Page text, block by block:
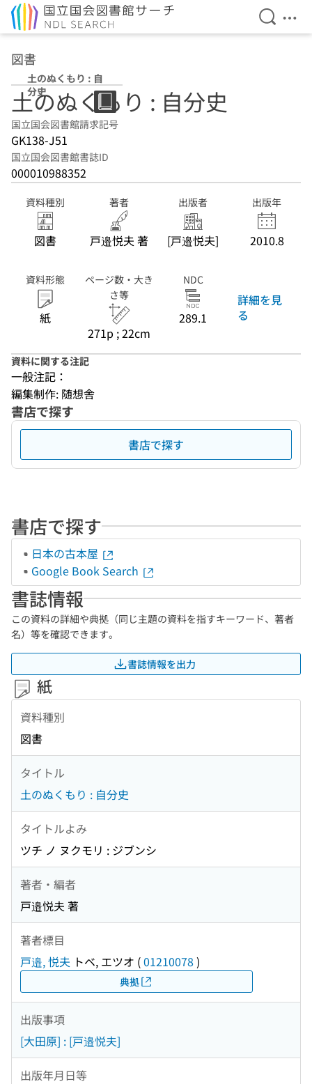
検索を
メ
図書
土のぬくもり : 自
分史
土のぬくもり : 自分史
国立国会図書館請求記号
GK138-J51
国立国会図書館書誌ID
000010988352
資料種別
図書
著者
戸邉悦夫 著
出版者
[戸邉悦夫]
出版年
2010.8
資料形態
紙
ページ数・大き
さ等
271p ; 22cm
NDC
289.1
詳細を見
る
資料に関する注記
一般注記：
編集制作: 随想舎
書店で探す
書店で探す
書店で探す
日本の古本屋
Google Book Search
書誌情報
この資料の詳細や典拠（同じ主題の資料を指すキーワード、著者
名）等を確認できます。
書誌情報を出力
紙
資料種別
図書
タイトル
土のぬくもり : 自分史
タイトルよみ
ツチ ノ ヌクモリ : ジブンシ
著者・編者
戸邉悦夫 著
著者標目
戸邉, 悦夫 トベ, エツオ (01210078 )
典拠
出版事項
[大田原] : [戸邉悦夫]
出版年月日等